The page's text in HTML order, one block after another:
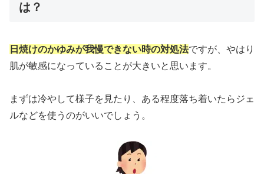
は？
日焼けのかゆみが我慢できない時の対処法ですが、やはり
肌が敏感になっていることが大きいと思います。
まずは冷やして様子を見たり、ある程度落ち着いたらジェ
ルなどを使うのがいいでしょう。